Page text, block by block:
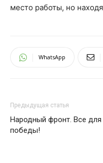
место работы, но
WhatsApp
Предыдущая статья
Народный фронт. Все для
победы!